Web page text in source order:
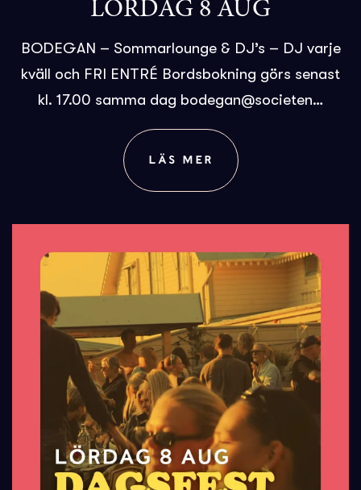
LÖRDAG 8 AUG
BODEGAN – Sommarlounge & DJ’s – DJ varje
kväll och FRI ENTRÉ Bordsbokning görs senast
kl. 17.00 samma dag bodegan@societen…
LÄS MER